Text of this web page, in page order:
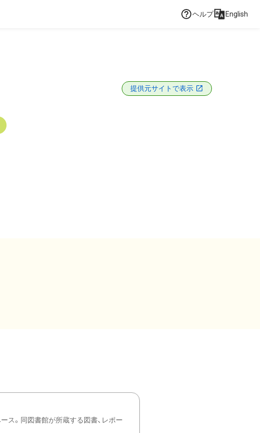
ヘルプ English
提供元サイトで表示
ス。同図書館が所蔵する図書、レポー